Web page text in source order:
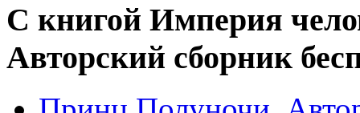
С книгой Империя
Авторский сборник